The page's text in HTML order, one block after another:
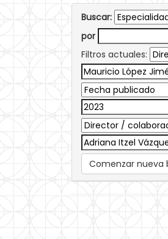
Buscar:
por
Filtros actuales:
Comenzar nueva